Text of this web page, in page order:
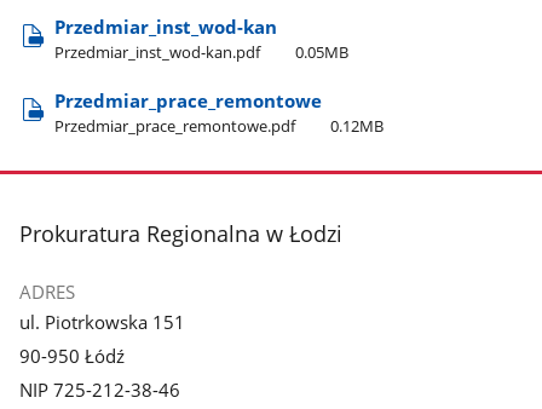
Przedmiar​_inst​_wod-kan
Przedmiar​_inst​_wod-kan.pdf 0.05MB
Przedmiar​_prace​_remontowe
Przedmiar​_prace​_remontowe.pdf 0.12MB
stopka
Prokuratura Regionalna w Łodzi
ADRES
ul. Piotrkowska 151
90-950 Łódź
NIP 725-212-38-46